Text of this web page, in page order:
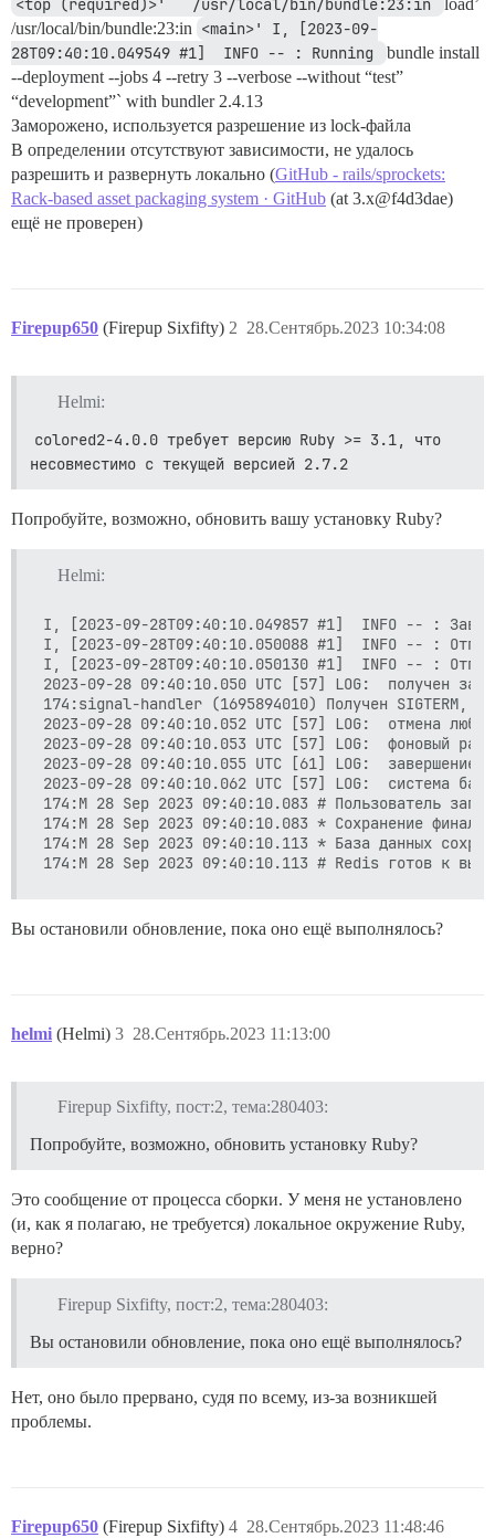
<top (required)>'   /usr/local/bin/bundle:23:in
load’
/usr/local/bin/bundle:23:in <main>' I, [2023-09-
28T09:40:10.049549 #1]  INFO -- : Running
bundle install
--deployment --jobs 4 --retry 3 --verbose --without “test”
“development”` with bundler 2.4.13
Заморожено, используется разрешение из lock-файла
В определении отсутствуют зависимости, не удалось
разрешить и развернуть локально (GitHub - rails/sprockets:
Rack-based asset packaging system · GitHub (at 3.x@f4d3dae)
ещё не проверен)
Firepup650 (Firepup Sixfifty) 28.Сентябрь.2023 10:34:08
2
Helmi:
colored2-4.0.0 требует версию Ruby >= 3.1, что
несовместимо с текущей версией 2.7.2
Попробуйте, возможно, обновить вашу установку Ruby?
Helmi:
I, [2023-09-28T09:40:10.049857 #1]  INFO -- :
I, [2023-09-28T09:40:10.050088 #1]  INFO -- :
I, [2023-09-28T09:40:10.050130 #1]  INFO -- :
2023-09-28 09:40:10.050 UTC [57] LOG:  получен
174:signal-handler (1695894010) Получен SIGTERM,
2023-09-28 09:40:10.052 UTC [57] LOG:  отмена любых
2023-09-28 09:40:10.053 UTC [57] LOG:  фоновый
2023-09-28 09:40:10.055 UTC [61] LOG:  завершение
2023-09-28 09:40:10.062 UTC [57] LOG:  система баз
174:M 28 Sep 2023 09:40:10.083 # Пользователь
174:M 28 Sep 2023 09:40:10.083 * Сохранение
174:M 28 Sep 2023 09:40:10.113 * База данных
Вы остановили обновление, пока оно ещё выполнялось?
helmi (Helmi) 28.Сентябрь.2023 11:13:00
3
Firepup Sixfifty, пост:2, тема:280403:
Попробуйте, возможно, обновить установку Ruby?
Это сообщение от процесса сборки. У меня не установлено
(и, как я полагаю, не требуется) локальное окружение Ruby,
верно?
Firepup Sixfifty, пост:2, тема:280403:
Вы остановили обновление, пока оно ещё выполнялось?
Нет, оно было прервано, судя по всему, из-за возникшей
проблемы.
Firepup650 (Firepup Sixfifty) 28.Сентябрь.2023 11:48:46
4